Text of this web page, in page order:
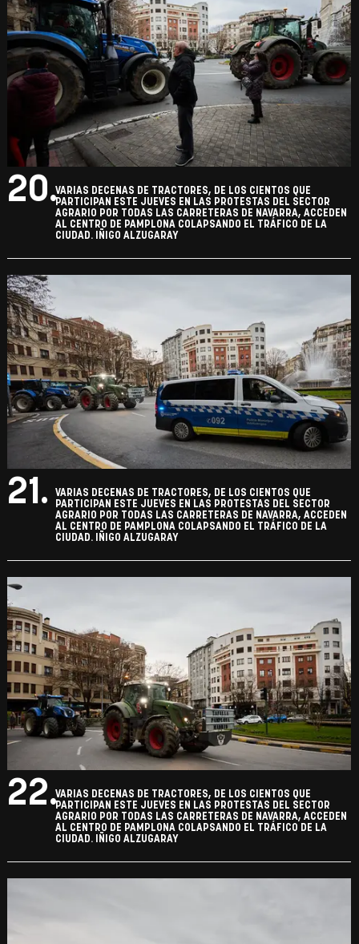
20.VARIAS DECENAS DE TRACTORES, DE LOS CIENTOS QUE
PARTICIPAN ESTE JUEVES EN LAS PROTESTAS DEL SECTOR
AGRARIO POR TODAS LAS CARRETERAS DE NAVARRA, ACCEDEN
AL CENTRO DE PAMPLONA COLAPSANDO EL TRÁFICO DE LA
CIUDAD. IÑIGO ALZUGARAY
21.
VARIAS DECENAS DE TRACTORES, DE LOS CIENTOS QUE
PARTICIPAN ESTE JUEVES EN LAS PROTESTAS DEL SECTOR
AGRARIO POR TODAS LAS CARRETERAS DE NAVARRA, ACCEDEN
AL CENTRO DE PAMPLONA COLAPSANDO EL TRÁFICO DE LA
CIUDAD. IÑIGO ALZUGARAY
22.VARIAS DECENAS DE TRACTORES, DE LOS CIENTOS QUE
PARTICIPAN ESTE JUEVES EN LAS PROTESTAS DEL SECTOR
AGRARIO POR TODAS LAS CARRETERAS DE NAVARRA, ACCEDEN
AL CENTRO DE PAMPLONA COLAPSANDO EL TRÁFICO DE LA
CIUDAD. IÑIGO ALZUGARAY